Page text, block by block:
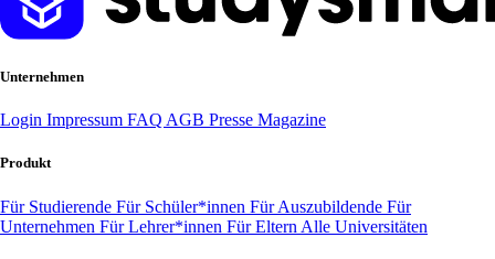
Unternehmen
Login Impressum FAQ AGB Presse Magazine
Produkt
Für Studierende Für Schüler*innen Für Auszubildende Für
Unternehmen Für Lehrer*innen Für Eltern Alle Universitäten